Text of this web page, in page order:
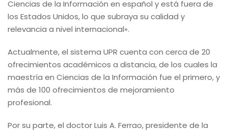
Ciencias de la Información en español y está fuera de
los Estados Unidos, lo que subraya su calidad y
relevancia a nivel internacional».
Actualmente, el sistema UPR cuenta con cerca de 20
ofrecimientos académicos a distancia, de los cuales la
maestría en Ciencias de la Información fue el primero, y
más de 100 ofrecimientos de mejoramiento
profesional.
Por su parte, el doctor Luis A. Ferrao, presidente de la